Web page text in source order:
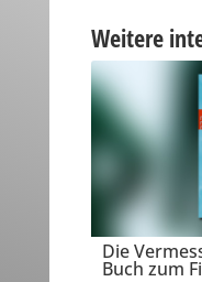
Weitere
Die
Buch zum